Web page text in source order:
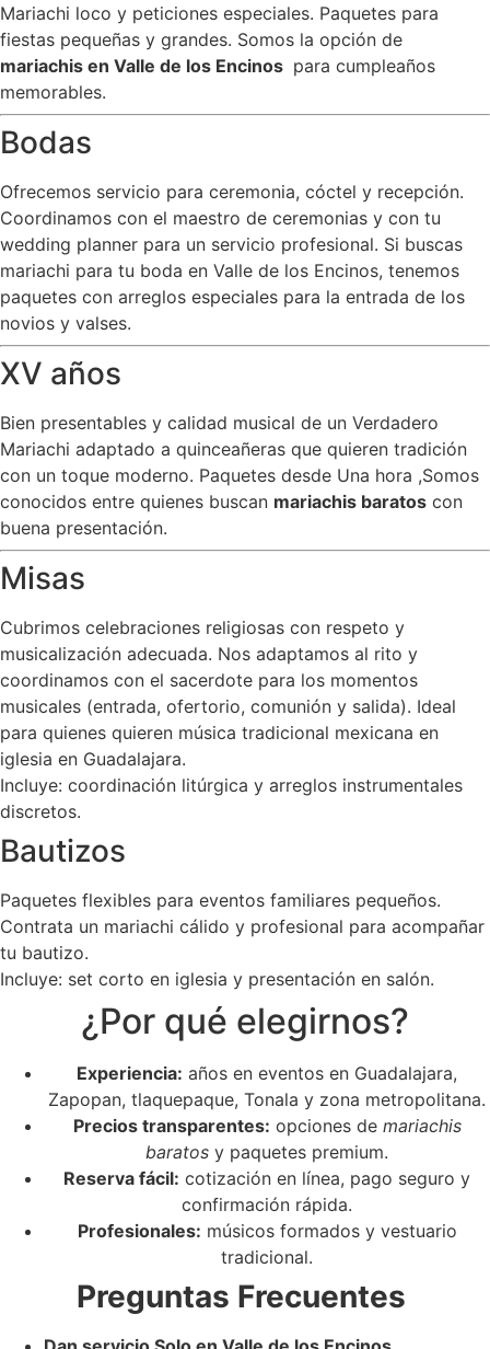
Mariachi loco y peticiones especiales. Paquetes para
fiestas pequeñas y grandes. Somos la opción de
mariachis en Valle de los Encinos para cumpleaños
memorables.
Bodas
Ofrecemos servicio para ceremonia, cóctel y recepción.
Coordinamos con el maestro de ceremonias y con tu
wedding planner para un servicio profesional. Si buscas
mariachi para tu boda en Valle de los Encinos, tenemos
paquetes con arreglos especiales para la entrada de los
novios y valses.
XV años
Bien presentables y calidad musical de un Verdadero
Mariachi adaptado a quinceañeras que quieren tradición
con un toque moderno. Paquetes desde Una hora ,Somos
conocidos entre quienes buscan mariachis baratos con
buena presentación.
Misas
Cubrimos celebraciones religiosas con respeto y
musicalización adecuada. Nos adaptamos al rito y
coordinamos con el sacerdote para los momentos
musicales (entrada, ofertorio, comunión y salida). Ideal
para quienes quieren música tradicional mexicana en
iglesia en Guadalajara.
Incluye: coordinación litúrgica y arreglos instrumentales
discretos.
Bautizos
Paquetes flexibles para eventos familiares pequeños.
Contrata un mariachi cálido y profesional para acompañar
tu bautizo.
Incluye: set corto en iglesia y presentación en salón.
¿Por qué elegirnos?
Experiencia: años en eventos en Guadalajara,
Zapopan, tlaquepaque, Tonala y zona metropolitana.
Precios transparentes: opciones de mariachis
baratos y paquetes premium.
Reserva fácil: cotización en línea, pago seguro y
confirmación rápida.
Profesionales: músicos formados y vestuario
tradicional.
Preguntas Frecuentes